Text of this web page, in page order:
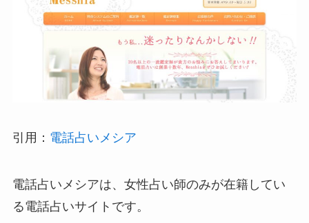
引用： 電話占いメシア
電話占いメシアは、女性占い師のみが在籍してい
る電話占いサイトです。